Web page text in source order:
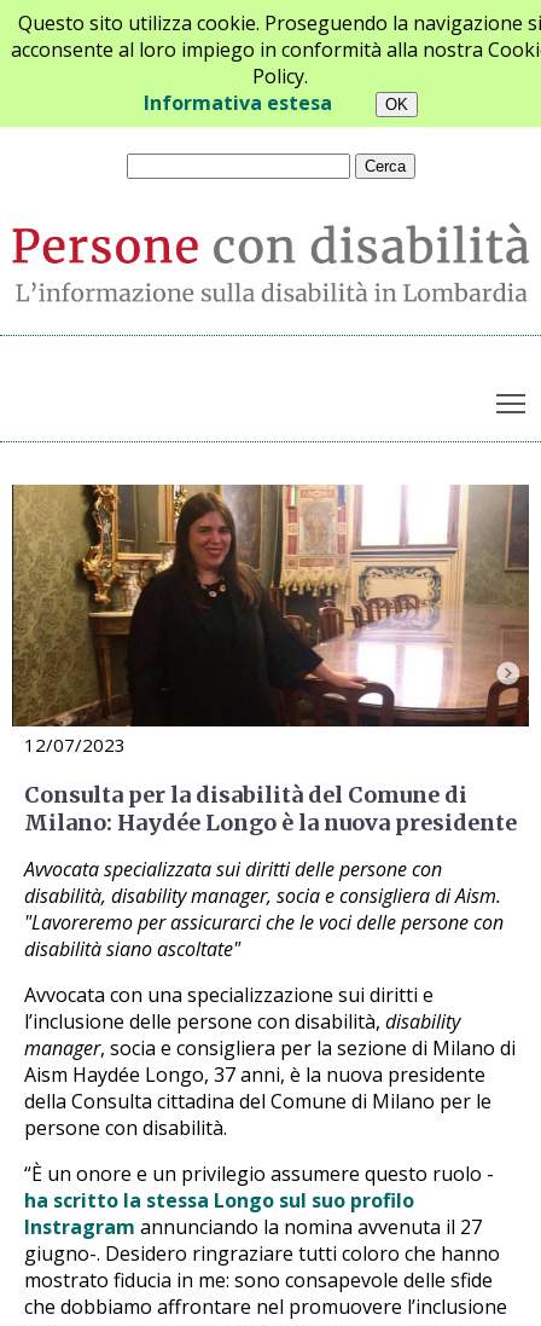
Questo sito utilizza cookie. Proseguendo la navigazione si
acconsente al loro impiego in conformità alla nostra
Policy.
Informativa estesa
Chi siamo Newsletter Contatti
Archivio notizie
12/07/2023
Consulta per la disabilità del Comune di
Milano: Haydée Longo è la nuova presidente
Avvocata specializzata sui diritti delle persone con
disabilità, disability manager, socia e consigliera di Aism.
"Lavoreremo per assicurarci che le voci delle persone con
disabilità siano ascoltate"
Avvocata con una specializzazione sui diritti e
l’inclusione delle persone con disabilità, disability
manager, socia e consigliera per la sezione di Milano di
Aism Haydée Longo, 37 anni, è la nuova presidente
della Consulta cittadina del Comune di Milano per le
persone con disabilità.
“È un onore e un privilegio assumere questo ruolo -
ha scritto la stessa Longo sul suo profilo
Instragram annunciando la nomina avvenuta il 27
giugno-. Desidero ringraziare tutti coloro che hanno
mostrato fiducia in me: sono consapevole delle sfide
che dobbiamo affrontare nel promuovere l’inclusione